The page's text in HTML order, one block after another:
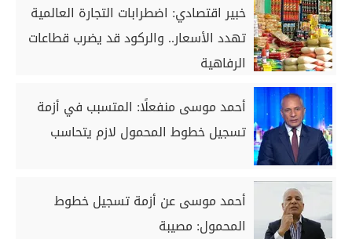
خبير اقتصادي: اضطرابات التجارة العالمية
تهدد الأسعار.. والركود قد يضرب قطاعات
الرفاهية
أحمد موسى منفعلًا: المتسبب في أزمة
تسجيل خطوط المحمول لازم يتحاسب
أحمد موسى عن أزمة تسجيل خطوط
المحمول: مصيبة